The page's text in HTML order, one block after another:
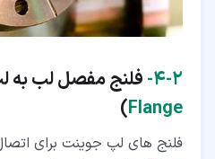
۲‏-‏۴‏- فلنج مفصل لب به
Flange
)
فلنج های لپ جوینت برای اتصال